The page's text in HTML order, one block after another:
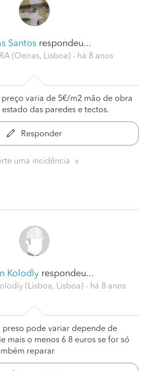
Santosrespondeu...
(Oeiras, Lisboa) - há 8 anos
preço varia de 5€/m2 mão de obra
das paredes e tectos.
Responder
uma incidência
Kolodlyrespondeu...
(Lisboa, Lisboa) - há 8 anos
preso pode variar depende de
mais o menos 6 8 euros se for só
reparar